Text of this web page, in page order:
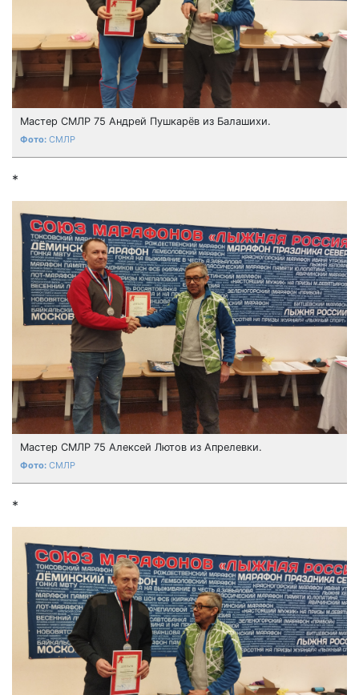
Мастер СМЛР 75 Андрей Пушкарёв из Балашихи.
СМЛР
*
Мастер СМЛР 75 Алексей Лютов из Апрелевки.
СМЛР
*